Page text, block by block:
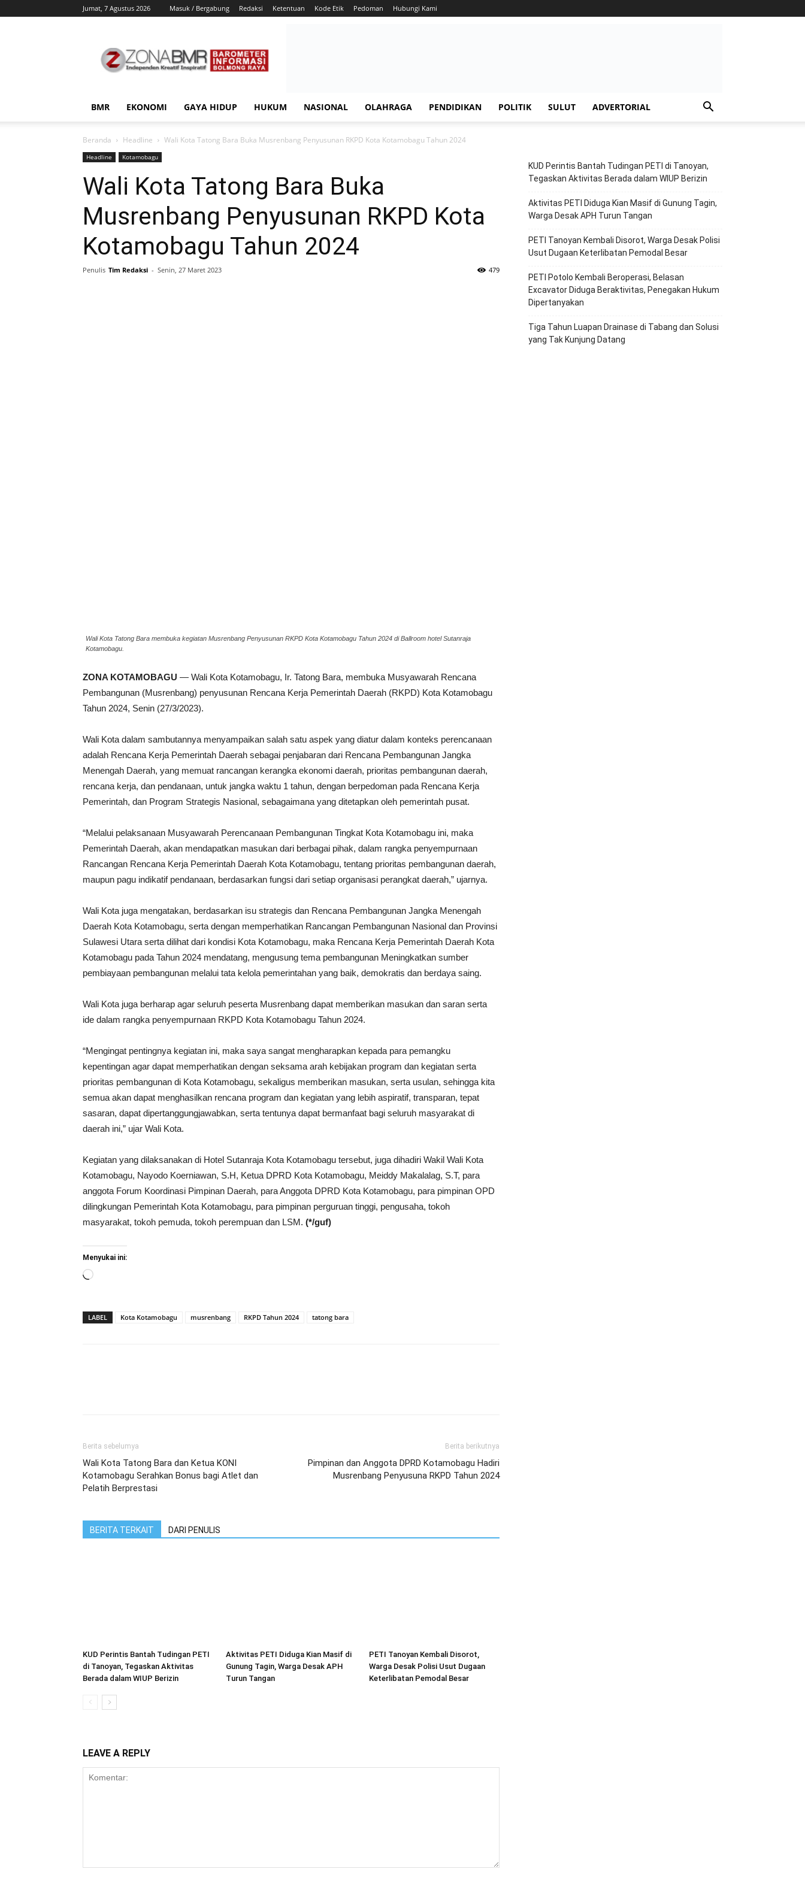
Jumat, 7 Agustus 2026 Masuk / Bergabung Redaksi Ketentuan Kode Etik Pedoman Hubungi Kami
BMR EKONOMI GAYA HIDUP HUKUM NASIONAL OLAHRAGA PENDIDIKAN POLITIK SULUT ADVERTORIAL
Beranda Headline Wali Kota Tatong Bara Buka Musrenbang Penyusunan RKPD Kota Kotamobagu Tahun 2024
Headline Kotamobagu
Wali Kota Tatong Bara Buka
Musrenbang Penyusunan RKPD Kota
Kotamobagu Tahun 2024
Penulis Tim Redaksi - Senin, 27 Maret 2023 479
Wali Kota Tatong Bara membuka kegiatan Musrenbang Penyusunan RKPD Kota Kotamobagu Tahun 2024 di Ballroom hotel Sutanraja
Kotamobagu.
ZONA KOTAMOBAGU — Wali Kota Kotamobagu, Ir. Tatong Bara, membuka Musyawarah Rencana
Pembangunan (Musrenbang) penyusunan Rencana Kerja Pemerintah Daerah (RKPD) Kota Kotamobagu
Tahun 2024, Senin (27/3/2023).
Wali Kota dalam sambutannya menyampaikan salah satu aspek yang diatur dalam konteks perencanaan
adalah Rencana Kerja Pemerintah Daerah sebagai penjabaran dari Rencana Pembangunan Jangka
Menengah Daerah, yang memuat rancangan kerangka ekonomi daerah, prioritas pembangunan daerah,
rencana kerja, dan pendanaan, untuk jangka waktu 1 tahun, dengan berpedoman pada Rencana Kerja
Pemerintah, dan Program Strategis Nasional, sebagaimana yang ditetapkan oleh pemerintah pusat.
“Melalui pelaksanaan Musyawarah Perencanaan Pembangunan Tingkat Kota Kotamobagu ini, maka
Pemerintah Daerah, akan mendapatkan masukan dari berbagai pihak, dalam rangka penyempurnaan
Rancangan Rencana Kerja Pemerintah Daerah Kota Kotamobagu, tentang prioritas pembangunan daerah,
maupun pagu indikatif pendanaan, berdasarkan fungsi dari setiap organisasi perangkat daerah,” ujarnya.
Wali Kota juga mengatakan, berdasarkan isu strategis dan Rencana Pembangunan Jangka Menengah
Daerah Kota Kotamobagu, serta dengan memperhatikan Rancangan Pembangunan Nasional dan Provinsi
Sulawesi Utara serta dilihat dari kondisi Kota Kotamobagu, maka Rencana Kerja Pemerintah Daerah Kota
Kotamobagu pada Tahun 2024 mendatang, mengusung tema pembangunan Meningkatkan sumber
pembiayaan pembangunan melalui tata kelola pemerintahan yang baik, demokratis dan berdaya saing.
Wali Kota juga berharap agar seluruh peserta Musrenbang dapat memberikan masukan dan saran serta
ide dalam rangka penyempurnaan RKPD Kota Kotamobagu Tahun 2024.
“Mengingat pentingnya kegiatan ini, maka saya sangat mengharapkan kepada para pemangku
kepentingan agar dapat memperhatikan dengan seksama arah kebijakan program dan kegiatan serta
prioritas pembangunan di Kota Kotamobagu, sekaligus memberikan masukan, serta usulan, sehingga kita
semua akan dapat menghasilkan rencana program dan kegiatan yang lebih aspiratif, transparan, tepat
sasaran, dapat dipertanggungjawabkan, serta tentunya dapat bermanfaat bagi seluruh masyarakat di
daerah ini,” ujar Wali Kota.
Kegiatan yang dilaksanakan di Hotel Sutanraja Kota Kotamobagu tersebut, juga dihadiri Wakil Wali Kota
Kotamobagu, Nayodo Koerniawan, S.H, Ketua DPRD Kota Kotamobagu, Meiddy Makalalag, S.T, para
anggota Forum Koordinasi Pimpinan Daerah, para Anggota DPRD Kota Kotamobagu, para pimpinan OPD
dilingkungan Pemerintah Kota Kotamobagu, para pimpinan perguruan tinggi, pengusaha, tokoh
masyarakat, tokoh pemuda, tokoh perempuan dan LSM. (*/guf)
Menyukai ini:
Memuat...
LABEL Kota Kotamobagu musrenbang RKPD Tahun 2024 tatong bara
Berita sebelumya
Wali Kota Tatong Bara dan Ketua KONI
Kotamobagu Serahkan Bonus bagi Atlet dan
Pelatih Berprestasi
Berita berikutnya
Pimpinan dan Anggota DPRD Kotamobagu Hadiri
Musrenbang Penyusuna RKPD Tahun 2024
BERITA TERKAIT DARI PENULIS
KUD Perintis Bantah Tudingan PETI
di Tanoyan, Tegaskan Aktivitas
Berada dalam WIUP Berizin
Aktivitas PETI Diduga Kian Masif di
Gunung Tagin, Warga Desak APH
Turun Tangan
PETI Tanoyan Kembali Disorot,
Warga Desak Polisi Usut Dugaan
Keterlibatan Pemodal Besar
LEAVE A REPLY
KUD Perintis Bantah Tudingan PETI di Tanoyan,
Tegaskan Aktivitas Berada dalam WIUP Berizin
Aktivitas PETI Diduga Kian Masif di Gunung Tagin,
Warga Desak APH Turun Tangan
PETI Tanoyan Kembali Disorot, Warga Desak Polisi
Usut Dugaan Keterlibatan Pemodal Besar
PETI Potolo Kembali Beroperasi, Belasan
Excavator Diduga Beraktivitas, Penegakan Hukum
Dipertanyakan
Tiga Tahun Luapan Drainase di Tabang dan Solusi
yang Tak Kunjung Datang